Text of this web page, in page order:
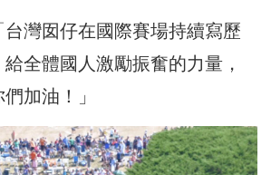
灣囡仔在國際賽場持續寫歷
全體國人激勵振奮的力量，
加油！」